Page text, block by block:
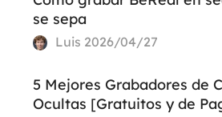
se sepa
Luis 2026/04/27
5 Mejores Grabadores de
Ocultas [Gratuitos y de